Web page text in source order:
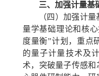
三、加强计量基
（四）加强计
量学基础理论和核
度量衡”计划，重点
的量子计量技术及
术，突破量子传感